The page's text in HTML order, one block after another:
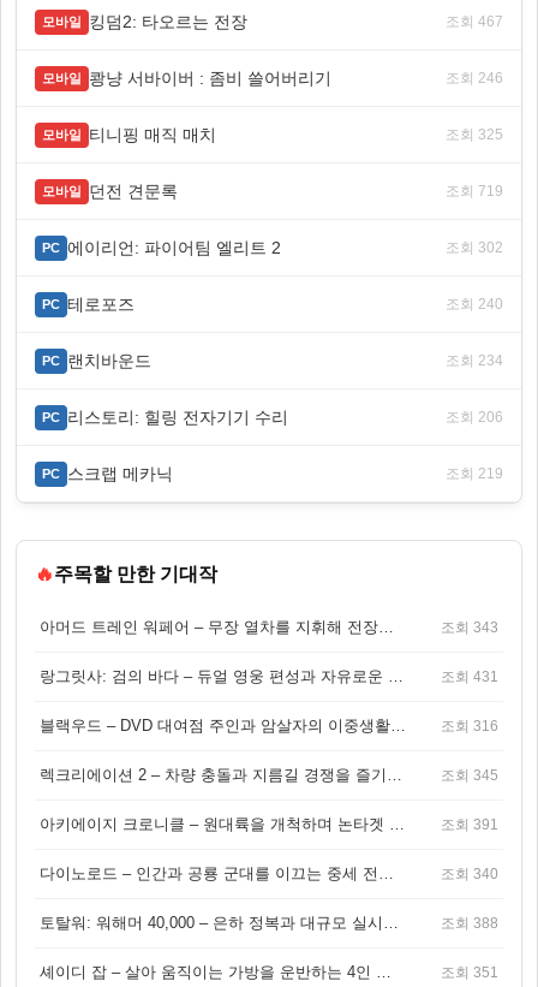
모바일 킹덤2: 타오르는 전장 조회 467
모바일 쾅냥 서바이버 : 좀비 쓸어버리기 조회 246
모바일 티니핑 매직 매치 조회 325
모바일 던전 견문록 조회 719
PC 에이리언: 파이어팀 엘리트 2 조회 302
PC 테로포즈 조회 240
PC 랜치바운드 조회 234
PC 리스토리: 힐링 전자기기 수리 조회 206
PC 스크랩 메카닉 조회 219
🔥주목할 만한 기대작
아머드 트레인 워페어 – 무장 열차를 지휘해 전장을 돌파하는 생존 전투 게임 조회 343
랑그릿사: 검의 바다 – 듀얼 영웅 편성과 자유로운 탐험을 결합한 판타지 전략 RPG 조회 431
블랙우드 – DVD 대여점 주인과 암살자의 이중생활을 그린 3인칭 액션 스릴러 게임 조회 316
렉크리에이션 2 – 차량 충돌과 지름길 경쟁을 즐기는 오픈월드 아케이드 레이싱 게임 조회 345
아키에이지 크로니클 – 원대륙을 개척하며 논타겟 전투를 즐기는 오픈월드 MMORPG 조회 391
다이노로드 – 인간과 공룡 군대를 이끄는 중세 전략 액션 RPG 조회 340
토탈워: 워해머 40,000 – 은하 정복과 대규모 실시간 전투가 결합된 전략 게임! 조회 388
셰이디 잡 – 살아 움직이는 가방을 운반하는 4인 협동 물리 어드벤처 게임 조회 351